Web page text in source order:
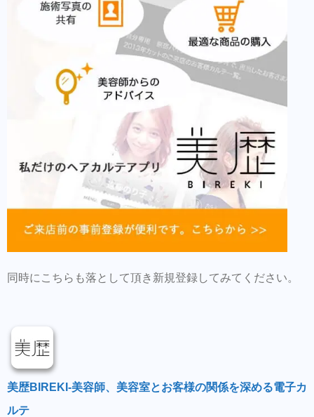
同時にこちらも落として頂き新規登録してみてください。
美歴BIREKI-美容師、美容室とお客様の関係を深める電子カ
ルテ